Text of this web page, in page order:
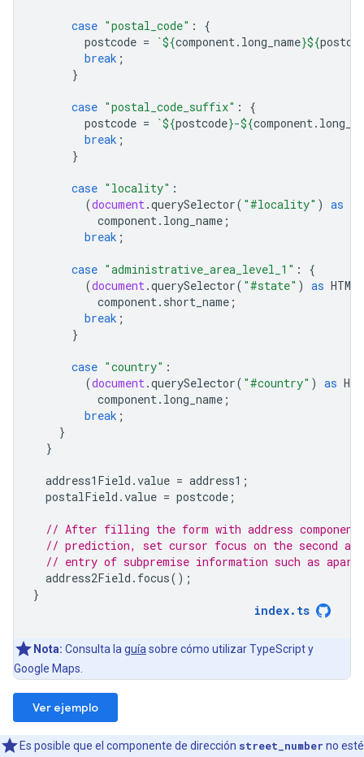
case "postal_code" :
{
postcode = `${component. long_name}${
break ;
}
case "postal_code_suffix" :
{
postcode = `${postcode}-${component.
break ;
}
case "locality" :
(document.querySelector( "#locality" ) as
component. long_name ;
break ;
case "administrative_area_level_1" :
{
(document.querySelector( "#state" ) as
component. short_name ;
break ;
}
case "country" :
(document.querySelector( "#country" ) as
component. long_name ;
break ;
}
}
address1Field .value = address1 ;
postalField .value = postcode ;
// After filling the form with address components
// prediction, set cursor focus on the second
// entry of subpremise information such as
address2Field . focus();
}
index. ts
Nota: Consulta la guía sobre cómo utilizar TypeScript y
Google Maps.
Ver ejemplo
Es posible que el componente de dirección street_number no esté